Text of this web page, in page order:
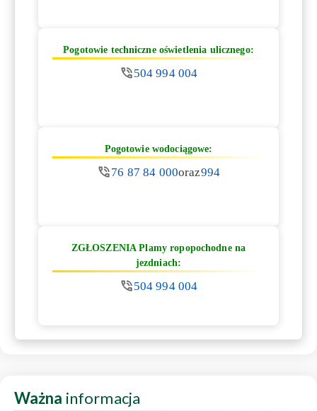
Pogotowie techniczne oświetlenia ulicznego:
504 994 004
Pogotowie wodociągowe:
76 87 84 000oraz994
ZGŁOSZENIA Plamy ropopochodne na
jezdniach:
504 994 004
Ważna informacja